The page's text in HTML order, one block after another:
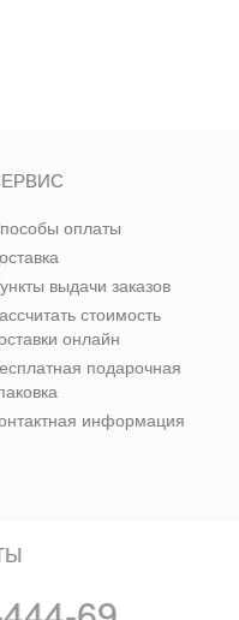
оплаты
выдачи заказов
стоимость
онлайн
подарочная
информация